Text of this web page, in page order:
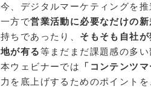
今、デジタルマーケティングを
一方で営業活動に必要なだけの
持ちであったり、 そもそも自社
地が有る等まだまだ課題感の多い
本ウェビナーでは 「コンテンツ
力を底上げするためのポイント